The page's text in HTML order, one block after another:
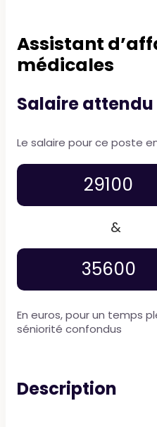
Assistant
médicales
Salaire attendu
Le salaire pour ce poste
29100
&
35600
En euros, pour un temps
séniorité confondus
Description